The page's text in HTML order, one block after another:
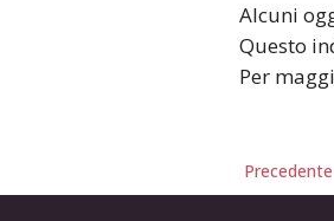
Alcuni
Questo
Per
Precedente